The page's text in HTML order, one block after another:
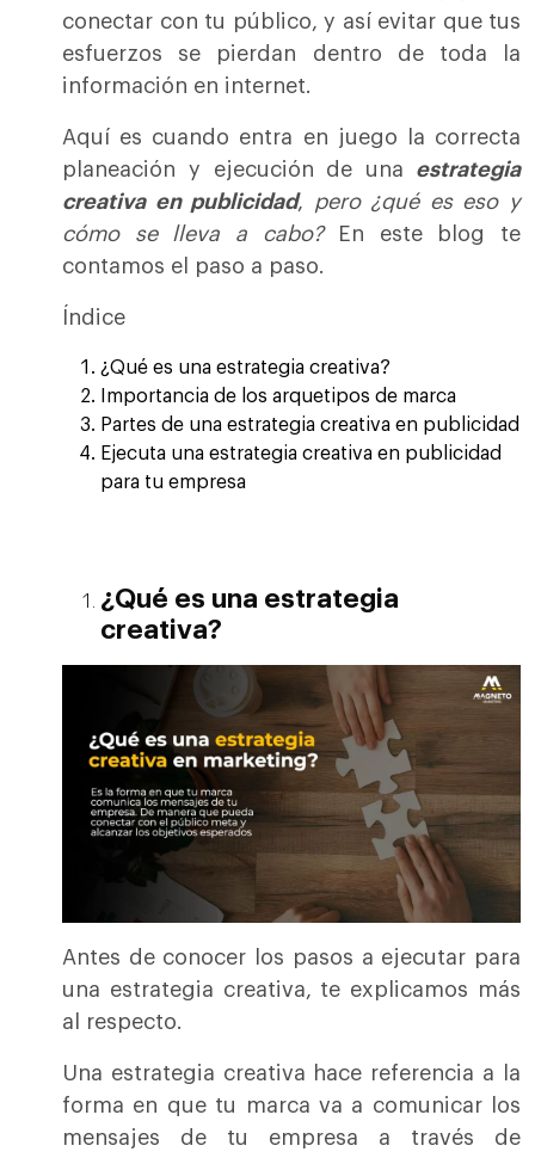
conectar con tu público, y así evitar que tus
esfuerzos se pierdan dentro de toda la
información en internet.
Aquí es cuando entra en juego la correcta
planeación y ejecución de una estrategia
creativa en publicidad,
pero ¿qué es eso y
cómo se lleva a cabo?En este blog te
contamos el paso a paso.
Índice
¿Qué es una estrategia creativa?
Importancia de los arquetipos de marca
Partes de una estrategia creativa en publicidad
Ejecuta una estrategia creativa en publicidad
para tu empresa
¿Qué es una estrategia
creativa?
Antes de conocer los pasos a ejecutar para
una estrategia creativa, te explicamos más
al respecto.
Una estrategia creativa hace referencia a la
forma en que tu marca va a comunicar los
mensajes de tu empresa a través de